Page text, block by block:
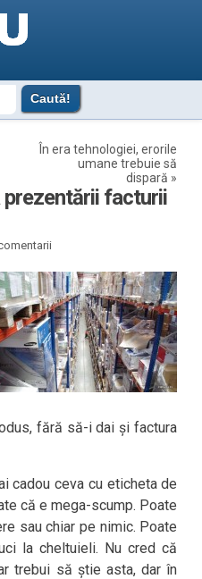
În era tehnologiei, erorile
umane trebuie să
dispară »
prezentării facturii
fără să-i dai și factura
cadou ceva cu eticheta de
că e mega-scump. Poate
sau chiar pe nimic. Poate
la cheltuieli. Nu cred că
trebui să știe asta, dar în